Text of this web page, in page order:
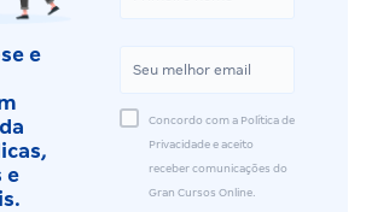
e
e
Concordo com a Política de
Privacidade e aceito
receber comunicações do
Gran Cursos Online.